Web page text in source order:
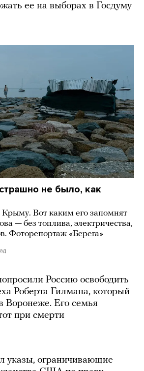
ее на выборах в Госдуму
не было, как
Крыму. Вот каким его запомнят
— без топлива, электричества,
Фоторепортаж «Берега»
Россию освободить
Роберта Гилмана, который
Воронеже. Его семья
при смерти
указы, ограничивающие